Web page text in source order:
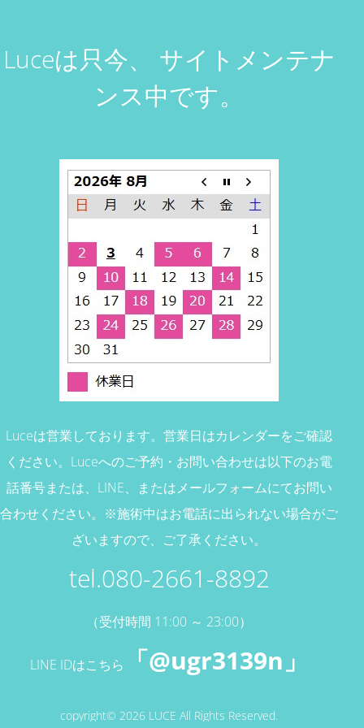
Luceは只今、
サイトメンテナ
ンス中です。
Luceは営業しております。営業日はカレンダーをご確認
ください。 Luceへのご予約・お問い合わせは以下のお電
話番号または、 LINE、またはメールフォームにてお問い
合わせください。 ※施術中はお電話に出られない場合がご
ざいますので、ご了承ください。
tel.080-2661-8892
（受付時間 11:00 ～ 23:00）
LINE IDはこちら 「@ugr3139n」
copyright© 2026 LUCE All Rights Reserved.